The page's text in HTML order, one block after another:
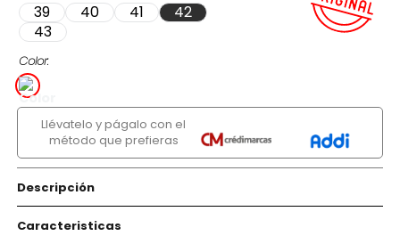
39 40 41
42
43
Color
Llévatelo y págalo con el
método que prefieras
Descripción
Caracteristicas